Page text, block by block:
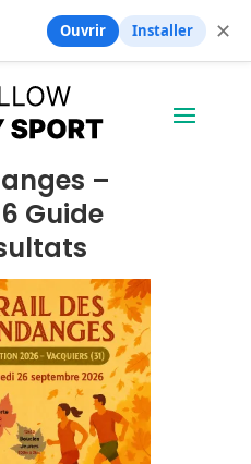
–
Guide
Ouvrir Installer ✕